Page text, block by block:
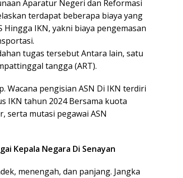
Aparatur Negeri dan Reformasi
terdapat beberapa biaya yang
IKN, yakni biaya pengemasan
tugas tersebut Antara lain, satu
tangga (ART).
Wacana pengisian ASN Di IKN terdiri
IKN tahun 2024 Bersama kuota
mutasi pegawai ASN
Kepala Negara Di Senayan
menengah, dan panjang. Jangka